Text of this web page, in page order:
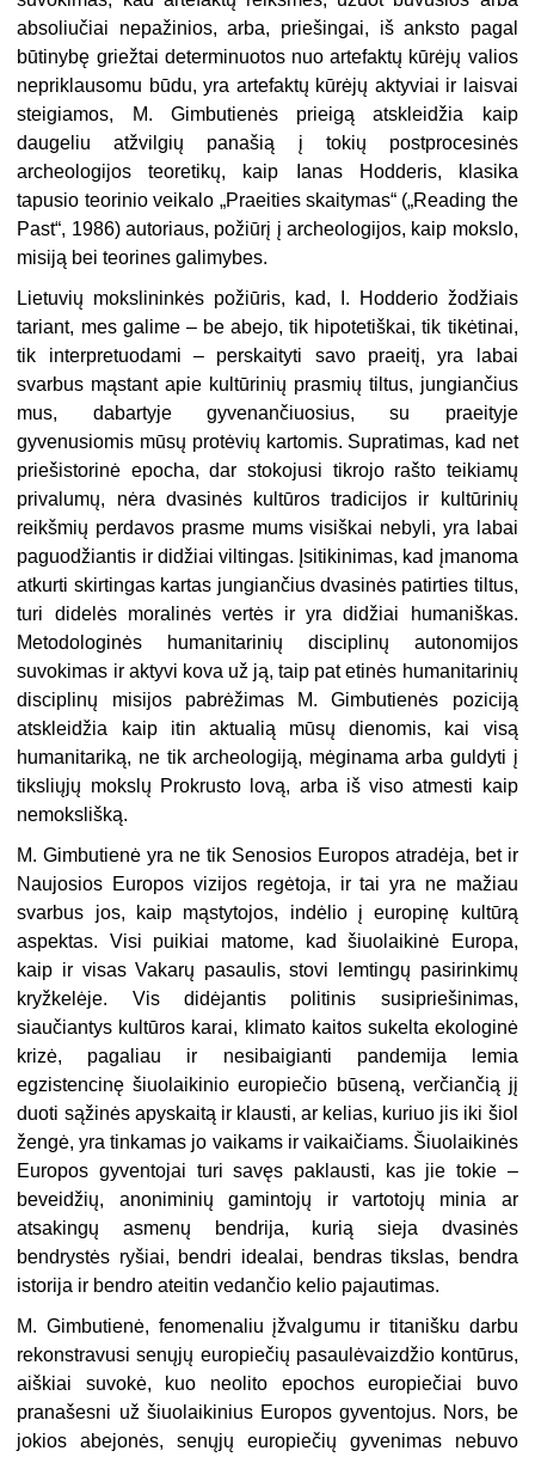
absoliučiai nepažinios, arba, priešingai, iš anksto pagal
būtinybę griežtai determinuotos nuo artefaktų kūrėjų valios
nepriklausomu būdu, yra artefaktų kūrėjų aktyviai ir laisvai
steigiamos, M. Gimbutienės prieigą atskleidžia kaip
daugeliu atžvilgių panašią į tokių postprocesinės
archeologijos teoretikų, kaip Ianas Hodderis, klasika
tapusio teorinio veikalo „Praeities skaitymas“ („Reading the
Past“, 1986) autoriaus, požiūrį į archeologijos, kaip mokslo,
misiją bei teorines galimybes.
Lietuvių mokslininkės požiūris, kad, I. Hodderio žodžiais
tariant, mes galime – be abejo, tik hipotetiškai, tik tikėtinai,
tik interpretuodami – perskaityti savo praeitį, yra labai
svarbus mąstant apie kultūrinių prasmių tiltus, jungiančius
mus, dabartyje gyvenančiuosius, su praeityje
gyvenusiomis mūsų protėvių kartomis. Supratimas, kad net
priešistorinė epocha, dar stokojusi tikrojo rašto teikiamų
privalumų, nėra dvasinės kultūros tradicijos ir kultūrinių
reikšmių perdavos prasme mums visiškai nebyli, yra labai
paguodžiantis ir didžiai viltingas. Įsitikinimas, kad įmanoma
atkurti skirtingas kartas jungiančius dvasinės patirties tiltus,
turi didelės moralinės vertės ir yra didžiai humaniškas.
Metodologinės humanitarinių disciplinų autonomijos
suvokimas ir aktyvi kova už ją, taip pat etinės humanitarinių
disciplinų misijos pabrėžimas M. Gimbutienės poziciją
atskleidžia kaip itin aktualią mūsų dienomis, kai visą
humanitariką, ne tik archeologiją, mėginama arba guldyti į
tiksliųjų mokslų Prokrusto lovą, arba iš viso atmesti kaip
nemokslišką.
M. Gimbutienė yra ne tik Senosios Europos atradėja, bet ir
Naujosios Europos vizijos regėtoja, ir tai yra ne mažiau
svarbus jos, kaip mąstytojos, indėlio į europinę kultūrą
aspektas. Visi puikiai matome, kad šiuolaikinė Europa,
kaip ir visas Vakarų pasaulis, stovi lemtingų pasirinkimų
kryžkelėje. Vis didėjantis politinis susipriešinimas,
siaučiantys kultūros karai, klimato kaitos sukelta ekologinė
krizė, pagaliau ir nesibaigianti pandemija lemia
egzistencinę šiuolaikinio europiečio būseną, verčiančią jį
duoti sąžinės apyskaitą ir klausti, ar kelias, kuriuo jis iki šiol
žengė, yra tinkamas jo vaikams ir vaikaičiams. Šiuolaikinės
Europos gyventojai turi savęs paklausti, kas jie tokie –
beveidžių, anoniminių gamintojų ir vartotojų minia ar
atsakingų asmenų bendrija, kurią sieja dvasinės
bendrystės ryšiai, bendri idealai, bendras tikslas, bendra
istorija ir bendro ateitin vedančio kelio pajautimas.
M. Gimbutienė, fenomenaliu įžvalgumu ir titanišku darbu
rekonstravusi senųjų europiečių pasaulėvaizdžio kontūrus,
aiškiai suvokė, kuo neolito epochos europiečiai buvo
pranašesni už šiuolaikinius Europos gyventojus. Nors, be
jokios abejonės, senųjų europiečių gyvenimas nebuvo